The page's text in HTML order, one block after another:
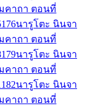
คาถา ตอนที่
176นารูโตะ นินจา
คาถา ตอนที่
179นารูโตะ นินจา
คาถา ตอนที่
182นารูโตะ นินจา
คาถา ตอนที่